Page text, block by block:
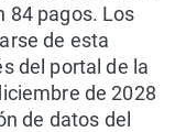
84 pagos. Los
de esta
del portal de la
de 2028
de datos del